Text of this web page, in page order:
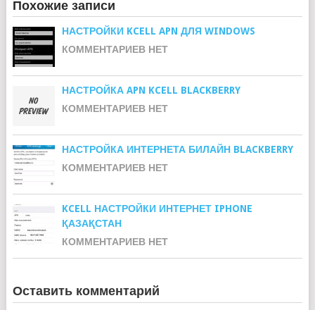
Похожие записи
НАСТРОЙКИ KCELL APN ДЛЯ WINDOWS
КОММЕНТАРИЕВ НЕТ
НАСТРОЙКА APN KCELL BLACKBERRY
КОММЕНТАРИЕВ НЕТ
НАСТРОЙКА ИНТЕРНЕТА БИЛАЙН BLACKBERRY
КОММЕНТАРИЕВ НЕТ
KCELL НАСТРОЙКИ ИНТЕРНЕТ IPHONE
ҚАЗАҚСТАН
КОММЕНТАРИЕВ НЕТ
Оставить комментарий